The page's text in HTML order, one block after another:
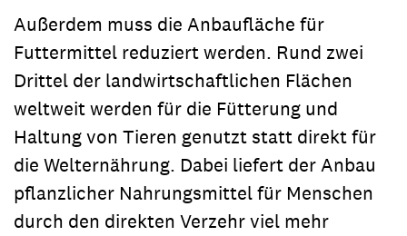
Außerdem muss die Anbaufläche für
Futtermittel reduziert werden. Rund zwei
Drittel der landwirtschaftlichen Flächen
weltweit werden für die Fütterung und
Haltung von Tieren genutzt statt direkt für
die Welternährung. Dabei liefert der Anbau
pflanzlicher Nahrungsmittel für Menschen
durch den direkten Verzehr viel mehr